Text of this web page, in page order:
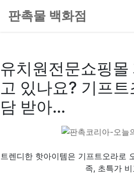
판촉물 백화점
유치원전문쇼핑몰
고 있나요? 기프
담 받아…
트렌디한 핫아이템은 기프트오라로
족, 초특가 비